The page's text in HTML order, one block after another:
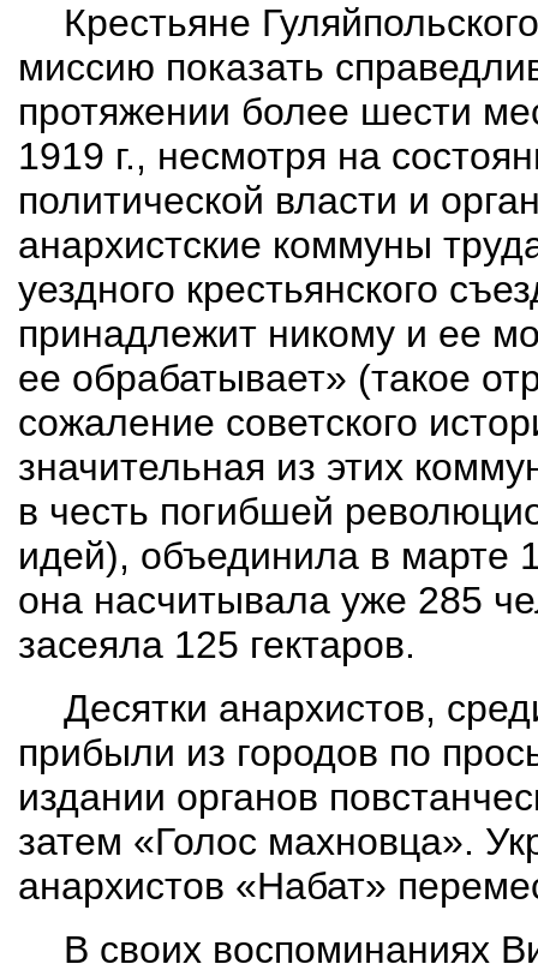
Крестьяне Гуляйпольского
миссию показать
протяжении более шести
1919 г., несмотря на
политической власти и
анархистские коммуны
уездного крестьянского
принадлежит никому и ее
ее обрабатывает» (такое
сожаление советского
значительная из этих
в честь погибшей
идей), объединила в марте
она насчитывала уже 285
засеяла 125 гектаров.
Десятки анархистов,
прибыли из городов по
издании органов
затем «Голос махновца».
анархистов «Набат»
В своих воспоминаниях